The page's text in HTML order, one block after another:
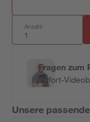
Anzahl:
Fragen zum
Sofort-
Unsere